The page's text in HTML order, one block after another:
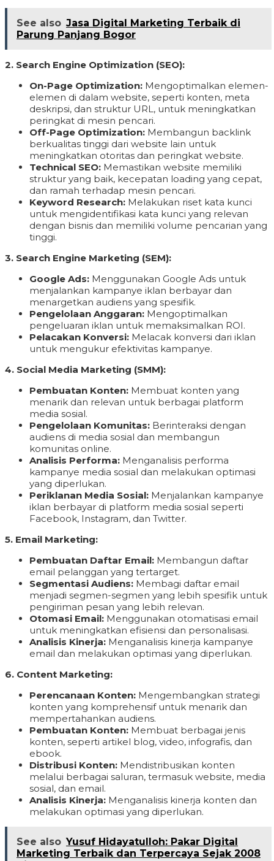
See also Jasa Digital Marketing Terbaik di
Parung Panjang Bogor
2. Search Engine Optimization (SEO):
On-Page Optimization: Mengoptimalkan elemen-
elemen di dalam website, seperti konten, meta
deskripsi, dan struktur URL, untuk meningkatkan
peringkat di mesin pencari.
Off-Page Optimization: Membangun backlink
berkualitas tinggi dari website lain untuk
meningkatkan otoritas dan peringkat website.
Technical SEO: Memastikan website memiliki
struktur yang baik, kecepatan loading yang cepat,
dan ramah terhadap mesin pencari.
Keyword Research: Melakukan riset kata kunci
untuk mengidentifikasi kata kunci yang relevan
dengan bisnis dan memiliki volume pencarian yang
tinggi.
3. Search Engine Marketing (SEM):
Google Ads: Menggunakan Google Ads untuk
menjalankan kampanye iklan berbayar dan
menargetkan audiens yang spesifik.
Pengelolaan Anggaran: Mengoptimalkan
pengeluaran iklan untuk memaksimalkan ROI.
Pelacakan Konversi: Melacak konversi dari iklan
untuk mengukur efektivitas kampanye.
4. Social Media Marketing (SMM):
Pembuatan Konten: Membuat konten yang
menarik dan relevan untuk berbagai platform
media sosial.
Pengelolaan Komunitas: Berinteraksi dengan
audiens di media sosial dan membangun
komunitas online.
Analisis Performa: Menganalisis performa
kampanye media sosial dan melakukan optimasi
yang diperlukan.
Periklanan Media Sosial: Menjalankan kampanye
iklan berbayar di platform media sosial seperti
Facebook, Instagram, dan Twitter.
5. Email Marketing:
Pembuatan Daftar Email: Membangun daftar
email pelanggan yang tertarget.
Segmentasi Audiens: Membagi daftar email
menjadi segmen-segmen yang lebih spesifik untuk
pengiriman pesan yang lebih relevan.
Otomasi Email: Menggunakan otomatisasi email
untuk meningkatkan efisiensi dan personalisasi.
Analisis Kinerja: Menganalisis kinerja kampanye
email dan melakukan optimasi yang diperlukan.
6. Content Marketing:
Perencanaan Konten: Mengembangkan strategi
konten yang komprehensif untuk menarik dan
mempertahankan audiens.
Pembuatan Konten: Membuat berbagai jenis
konten, seperti artikel blog, video, infografis, dan
ebook.
Distribusi Konten: Mendistribusikan konten
melalui berbagai saluran, termasuk website, media
sosial, dan email.
Analisis Kinerja: Menganalisis kinerja konten dan
melakukan optimasi yang diperlukan.
See also Yusuf Hidayatulloh: Pakar Digital
Marketing Terbaik dan Terpercaya Sejak 2008